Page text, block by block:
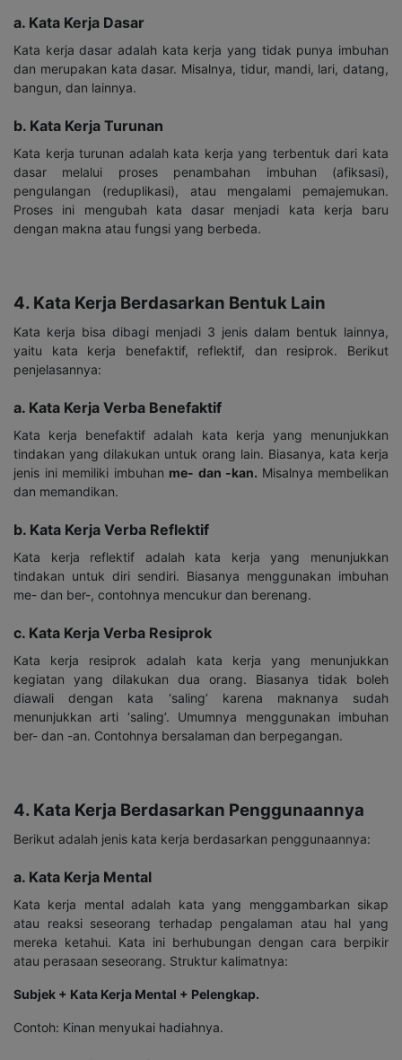
a. Kata Kerja Dasar
Kata kerja dasar adalah kata kerja yang tidak punya imbuhan
dan merupakan kata dasar. Misalnya, tidur, mandi, lari, datang,
bangun, dan lainnya.
b. Kata Kerja Turunan
Kata kerja turunan adalah kata kerja yang terbentuk dari kata
dasar melalui proses penambahan imbuhan (afiksasi),
pengulangan (reduplikasi), atau mengalami pemajemukan.
Proses ini mengubah kata dasar menjadi kata kerja baru
dengan makna atau fungsi yang berbeda.
4. Kata Kerja Berdasarkan Bentuk Lain
Kata kerja bisa dibagi menjadi 3 jenis dalam bentuk lainnya,
yaitu kata kerja benefaktif, reflektif, dan resiprok. Berikut
penjelasannya:
a. Kata Kerja Verba Benefaktif
Kata kerja benefaktif adalah kata kerja yang menunjukkan
tindakan yang dilakukan untuk orang lain. Biasanya, kata kerja
jenis ini memiliki imbuhan me- dan -kan. Misalnya membelikan
dan memandikan.
b. Kata Kerja Verba Reflektif
Kata kerja reflektif adalah kata kerja yang menunjukkan
tindakan untuk diri sendiri. Biasanya menggunakan imbuhan
me- dan ber-, contohnya mencukur dan berenang.
c. Kata Kerja Verba Resiprok
Kata kerja resiprok adalah kata kerja yang menunjukkan
kegiatan yang dilakukan dua orang. Biasanya tidak boleh
diawali dengan kata ‘saling’ karena maknanya sudah
menunjukkan arti ‘saling’. Umumnya menggunakan imbuhan
ber- dan -an. Contohnya bersalaman dan berpegangan.
4. Kata Kerja Berdasarkan Penggunaannya
Berikut adalah jenis kata kerja berdasarkan penggunaannya:
a. Kata Kerja Mental
Kata kerja mental adalah kata yang menggambarkan sikap
atau reaksi seseorang terhadap pengalaman atau hal yang
mereka ketahui. Kata ini berhubungan dengan cara berpikir
atau perasaan seseorang. Struktur kalimatnya:
Subjek + Kata Kerja Mental + Pelengkap.
Contoh: Kinan menyukai hadiahnya.